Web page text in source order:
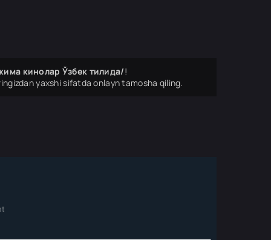
кинолар Ўзбек тилида/!
yaxshi sifatda onlayn tamosha qiling.